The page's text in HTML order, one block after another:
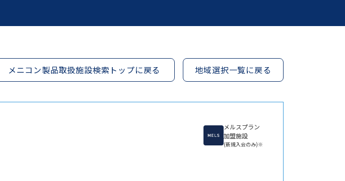
メニコン製品取扱施設検索トップに戻る 地域選択一覧に戻る
メルスプラン
加盟施設
(新規入会のみ)※